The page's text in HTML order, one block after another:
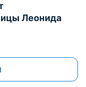
Леонида